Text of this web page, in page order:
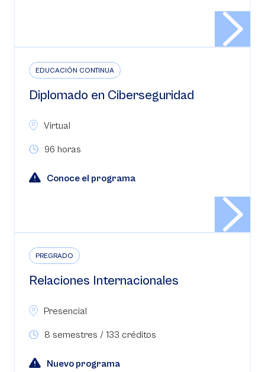
EDUCACIÓN CONTINUA
Diplomado en Ciberseguridad
Virtual
96 horas
Conoce el programa
PREGRADO
Relaciones Internacionales
Presencial
8 semestres / 133 créditos
Nuevo programa